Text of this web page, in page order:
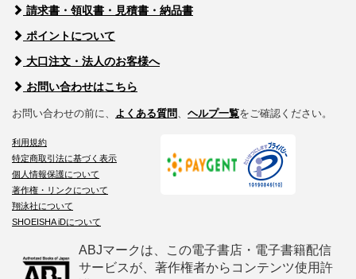
請求書・領収書・見積書・納品書
ポイントについて
大口注文・法人のお客様へ
お問い合わせはこちら
お問い合わせの前に、 よくある質問、 ヘルプ一覧をご確認ください。
利用規約
特定商取引法に基づく表示
個人情報保護について
著作権・リンクについて
翔泳社について
SHOEISHA iDについて
ABJマークは、この電子書店・電子書籍配信
サービスが、著作権者からコンテンツ使用許